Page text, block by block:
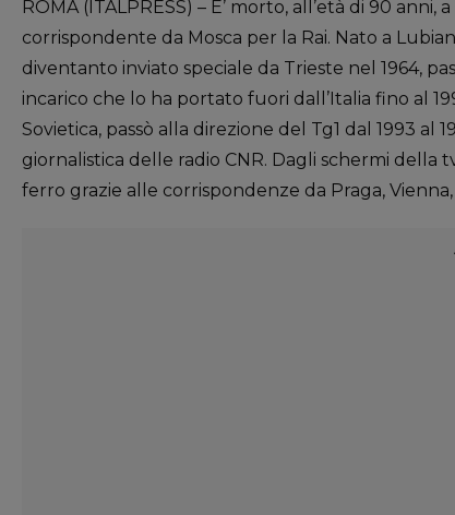
ROMA (ITALPRESS) – E’ morto, all’età di 90
corrispondente da Mosca per la Rai. Nato a
diventanto inviato speciale da Trieste nel 1964,
incarico che lo ha portato fuori dall’Italia fino al
Sovietica, passò alla direzione del Tg1 dal 1993 al
giornalistica delle radio CNR. Dagli schermi
ferro grazie alle corrispondenze da Praga, Vienna,